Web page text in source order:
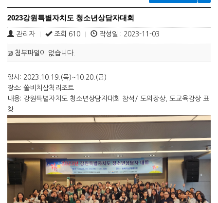
2023강원특별자치도 청소년상담자대회
관리자 조회 610 작성일 : 2023-11-03
첨부파일이 없습니다.
일시: 2023.10.19.(목)~10.20.(금)
장소: 쏠비치삼척리조트
내용: 강원특별자치도 청소년상담자대회 참석/ 도의장상, 도교육감상 표
창